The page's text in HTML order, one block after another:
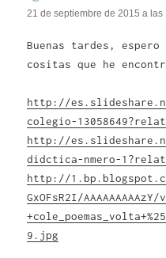
21 de septiembre de 2015 a las
Buenas tardes,
cositas que he
http://
colegio-
http://
didctica-nmero-
http://
GxOFsR2I/
9.jpg